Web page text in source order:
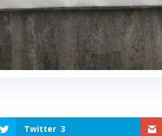
Twitter 3